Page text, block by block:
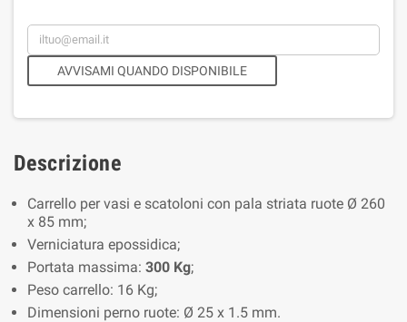
AVVISAMI QUANDO DISPONIBILE
Descrizione
Carrello per vasi e scatoloni con pala striata ruote Ø 260
x 85 mm;
Verniciatura epossidica;
Portata massima: 300 Kg;
Peso carrello: 16 Kg;
Dimensioni perno ruote: Ø 25 x 1.5 mm.